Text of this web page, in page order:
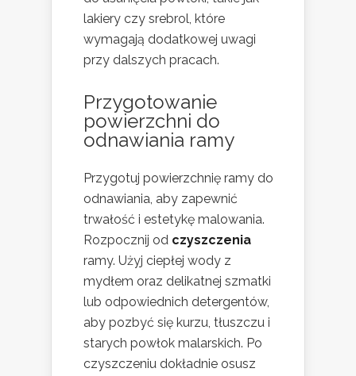
lakiery czy srebrol, które
wymagają dodatkowej uwagi
przy dalszych pracach.
Przygotowanie
powierzchni do
odnawiania ramy
Przygotuj powierzchnię ramy do
odnawiania, aby zapewnić
trwałość i estetykę malowania.
Rozpocznij od czyszczenia
ramy. Użyj ciepłej wody z
mydłem oraz delikatnej szmatki
lub odpowiednich detergentów,
aby pozbyć się kurzu, tłuszczu i
starych powłok malarskich. Po
czyszczeniu dokładnie osusz